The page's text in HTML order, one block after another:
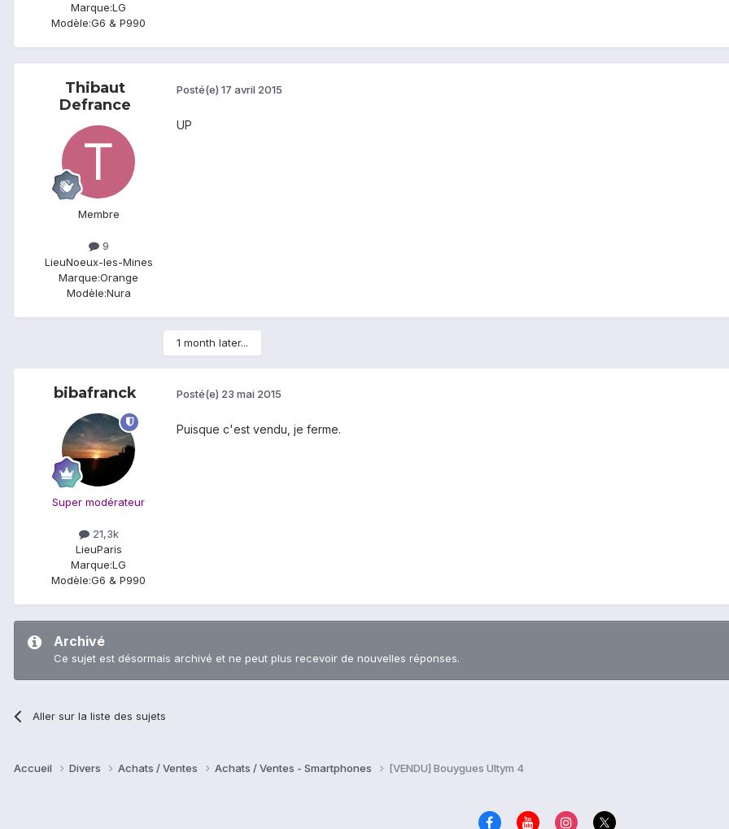
Marque:LG
Modèle:G6 & P990
Thibaut
Defrance
Membre
9
LieuNoeux-les-Mines
Marque:Orange
Modèle:Nura
Posté(e) 17 avril 2015
UP
1 month later...
bibafranck
Super modérateur
21,3k
LieuParis
Marque:LG
Modèle:G6 & P990
Posté(e) 23 mai 2015
Puisque c'est vendu, je ferme.
Archivé
Ce sujet est désormais archivé et ne peut plus recevoir de nouvelles réponses.
Aller sur la liste des sujets
Accueil Divers Achats / Ventes Achats / Ventes - Smartphones [VENDU] Bouygues Ultym 4